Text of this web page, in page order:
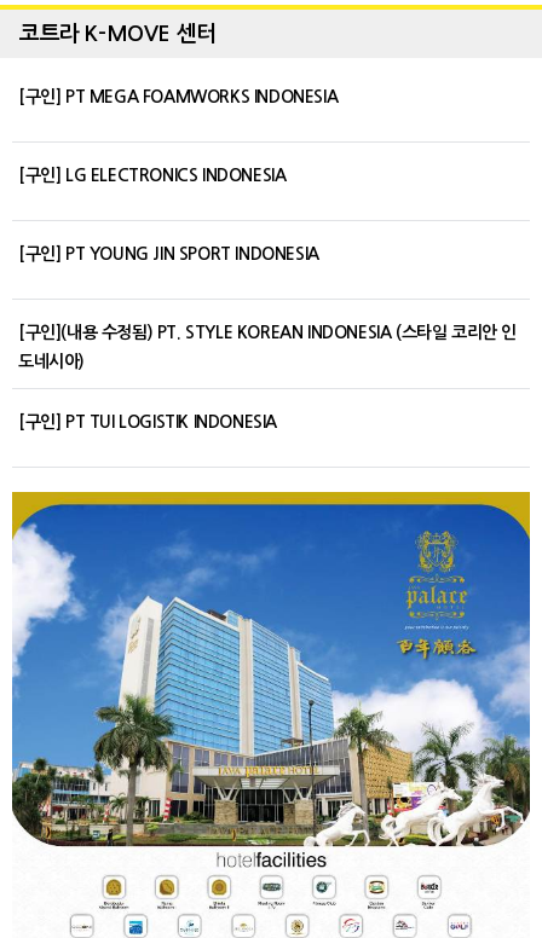
코트라 K-MOVE 센터
[구인] PT MEGA FOAMWORKS INDONESIA
[구인] LG ELECTRONICS INDONESIA
[구인] PT YOUNG JIN SPORT INDONESIA
[구인](내용 수정됨) PT. STYLE KOREAN INDONESIA (스타일 코리안 인
도네시아)
[구인] PT TUI LOGISTIK INDONESIA